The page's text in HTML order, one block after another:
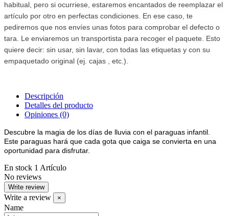
habitual, pero si ocurriese, estaremos encantados de reemplazar el
artículo por otro en perfectas condiciones. En ese caso, te
pediremos que nos envíes unas fotos para comprobar el defecto o
tara. Le enviaremos un transportista para recoger el paquete. Esto
quiere decir: sin usar, sin lavar, con todas las etiquetas y con su
empaquetado original (ej. cajas , etc.).
Descripción
Detalles del producto
Opiniones (0)
Descubre la magia de los días de lluvia con el paraguas infantil.
Este paraguas hará que cada gota que caiga se convierta en una
oportunidad para disfrutar.
En stock 1 Artículo
No reviews
Write review
Write a review ×
Name